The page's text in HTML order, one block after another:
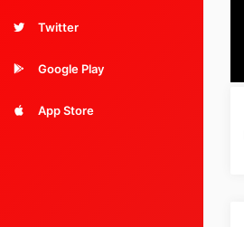
Twitter
Google Play
App Store